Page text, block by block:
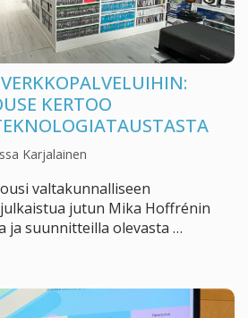
KERTOO
Karjalainen
valtakunnalliseen
jutun Mika Hoffrénin
ja suunnitteilla olevasta …